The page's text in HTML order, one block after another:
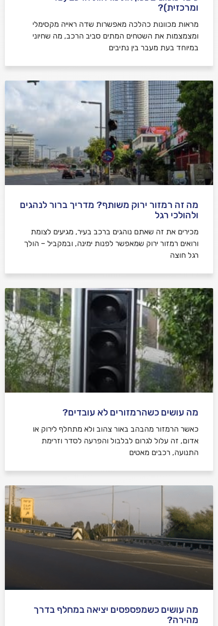
ומרכזית)?
מראות מכוונות כהלכה מאפשרות שדה ראייה מקסימלי
ומצמצמות את השטחים המתים סביב הרכב, מה שחיוני
במיוחד בעת מעבר בין נתיבים
מה זה רמזור ירוק משותף? מדריך ברור לנהגים
ולהולכי רגל
מכירים את זה שאתם נוהגים ברכב בעיר, מגיעים לצומת
ורואים רמזור ירוק שמאפשר לפנות ימינה, ובמקביל – הולך
רגל חוצה
מה עושים כשהרמזורים לא עובדים?
כאשר הרמזור מהבהב באור צהוב ולא מתחלף לירוק או
אדום, זה עלול לגרום לבלבול והפרעה לסדר וזרימת
התנועה, רכבים מאטים
מה עושים כשמפספסים יציאה במחלף בדרך
מהירה?